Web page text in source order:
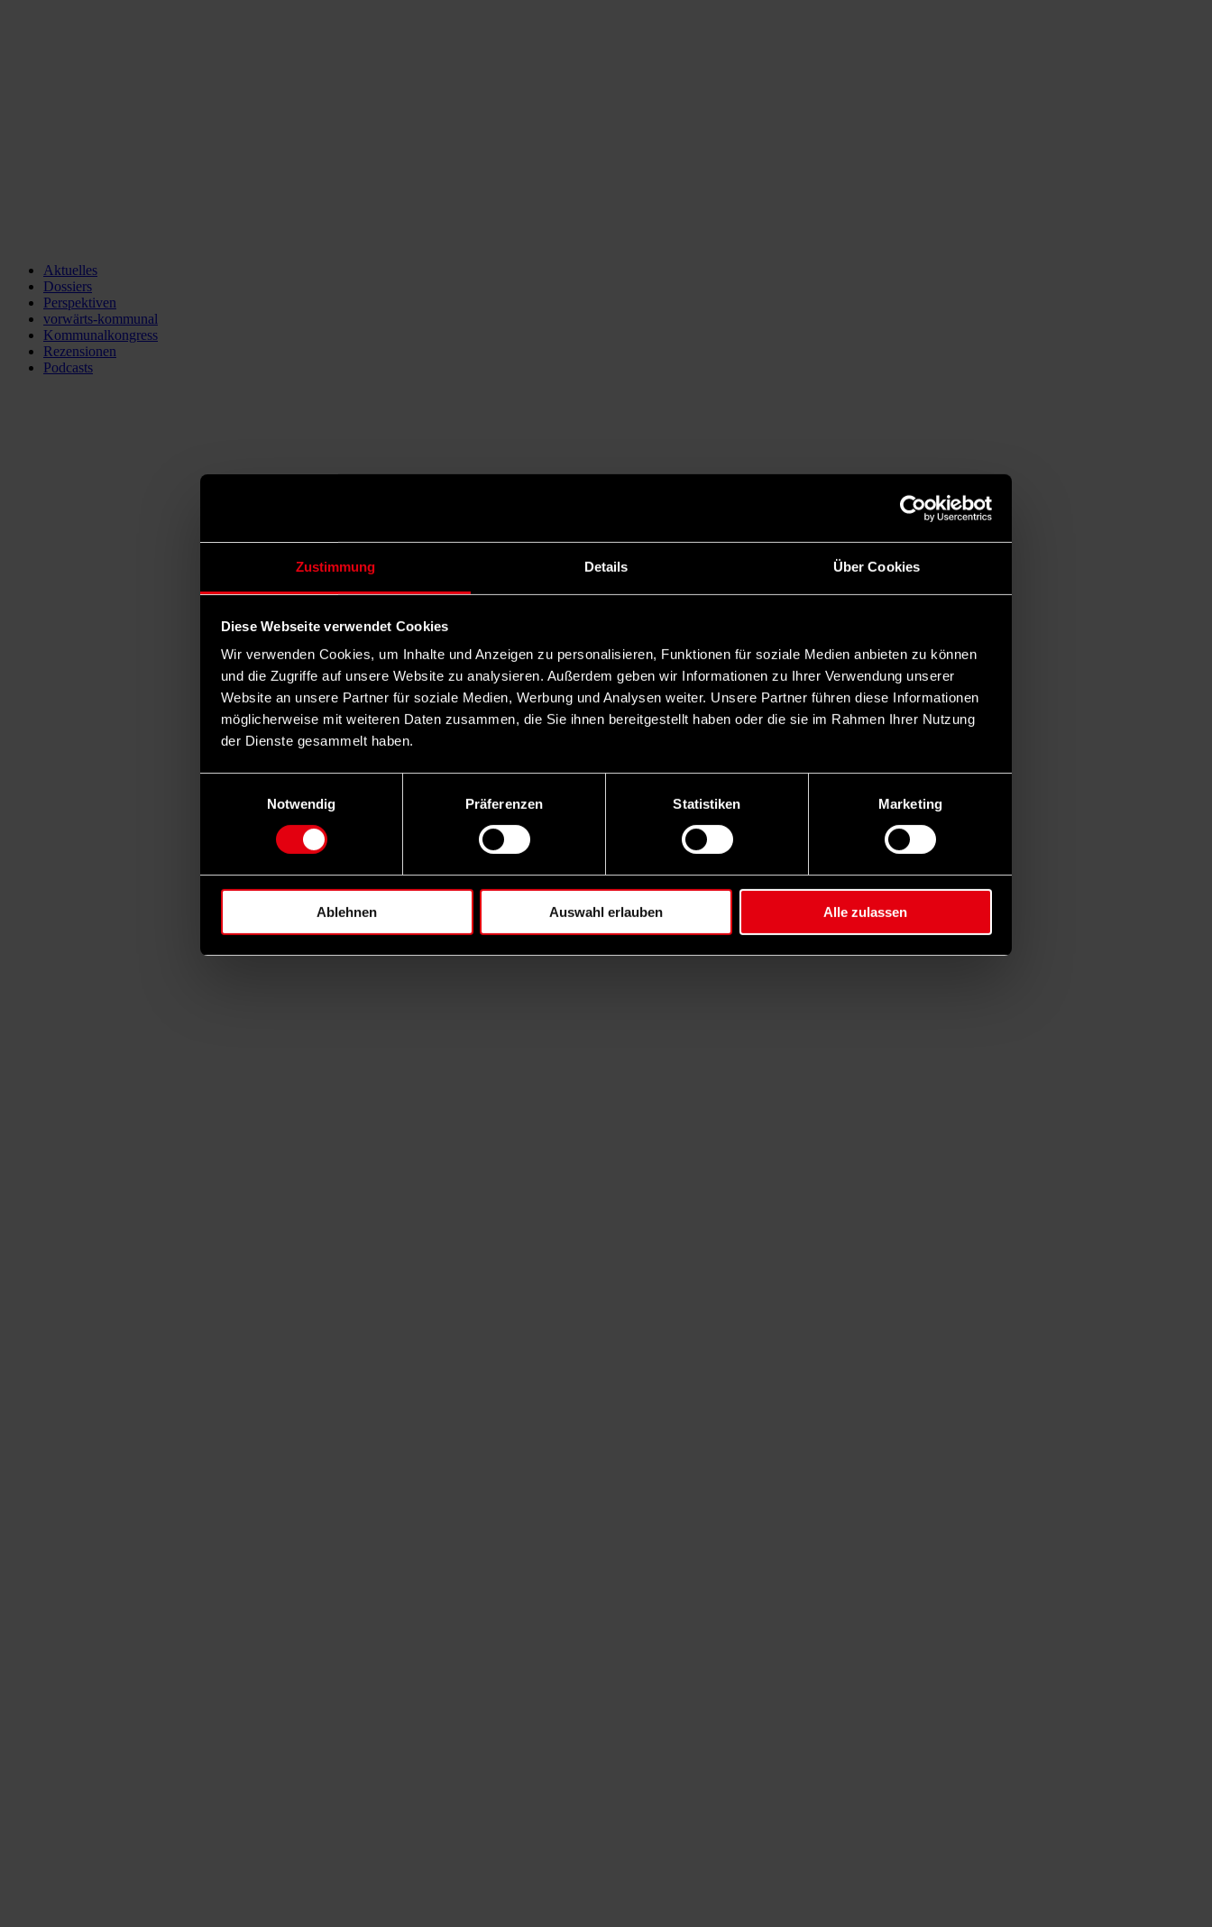
Zustimmung Details Über Cookies
Diese Webseite verwendet Cookies
Wir verwenden Cookies, um Inhalte und Anzeigen zu personalisieren, Funktionen für soziale Medien anbieten zu können
und die Zugriffe auf unsere Website zu analysieren. Außerdem geben wir Informationen zu Ihrer Verwendung unserer
Website an unsere Partner für soziale Medien, Werbung und Analysen weiter. Unsere Partner führen diese Informationen
möglicherweise mit weiteren Daten zusammen, die Sie ihnen bereitgestellt haben oder die sie im Rahmen Ihrer Nutzung
der Dienste gesammelt haben.
Notwendig
Präferenzen Statistiken Marketing
Ablehnen Auswahl erlauben Alle zulassen
Aktuelles
Dossiers
Perspektiven
vorwärts-kommunal
Kommunalkongress
Rezensionen
Podcasts